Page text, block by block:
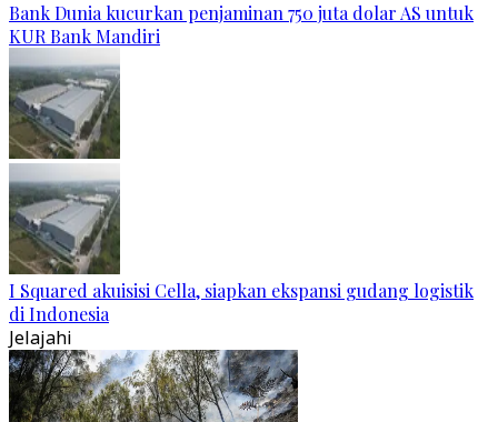
Bank Dunia kucurkan penjaminan 750 juta dolar AS untuk
KUR Bank Mandiri
I Squared akuisisi Cella, siapkan ekspansi gudang logistik
di Indonesia
Jelajahi